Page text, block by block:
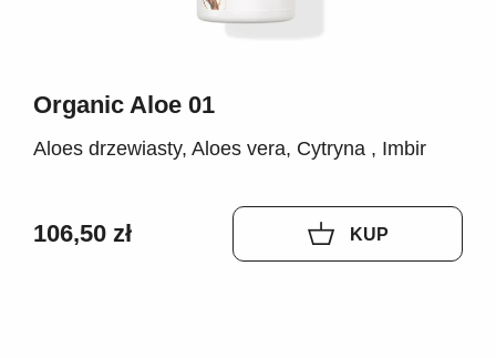
Organic Aloe 01
Aloes drzewiasty, Aloes vera, Cytryna , Imbir
106,50 zł KUP